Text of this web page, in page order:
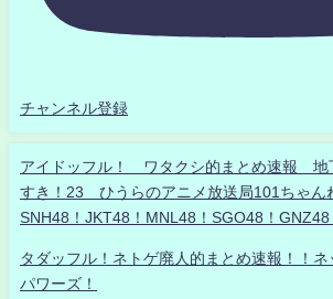
チャンネル登録
アイドッフル！ ワタクシ的まとめ速報 地
すき！23 ひうらのアニメ放送局101ちゃん
SNH48！JKT48！MNL48！SGO48！
タダッフル！ネトゲ廃人的まとめ速報！！
パワーズ！